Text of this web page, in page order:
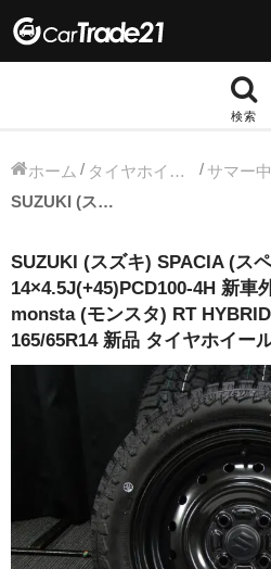
検索
冬タイヤホイール
13インチ：冬タイヤホイール
14インチ：冬タイヤホイール
15インチ：冬タイヤホイール
16インチ：冬タイヤホイール
17インチ：冬タイヤホイール
18インチ：冬タイヤホイール
ホーム タイヤホイールセット
SUZUKI (スズキ) SPACIA (スペーシア) 純正 14×4.5J(+45)PCD100-4H 新車外し ブラックスチール monsta (モンスタ) RT HYBRID (ハイブリッド) 165/65R14 新品 タイヤホイール 4本 [14gss026]
SUZUKI (スズキ) SPACIA (ス
14×4.5J(+45)PCD100-4H 新車
monsta (モンスタ) RT
165/65R14 新品 タイヤホイー